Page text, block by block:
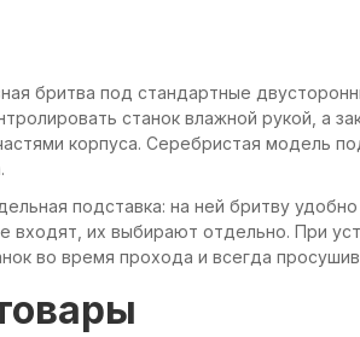
бритва под стандартные
станок влажной рукой, а
корпуса. Серебристая модель
подставка: на ней бритву
входят, их выбирают отдельно. При
во время прохода и всегда